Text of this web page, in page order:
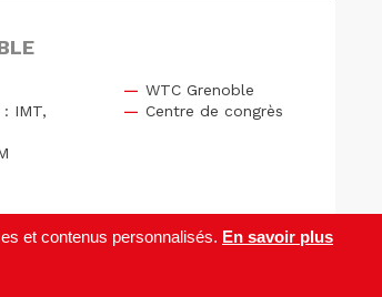
IMT,
WTC Grenoble
Centre de congrès
et contenus personnalisés. En savoir plus